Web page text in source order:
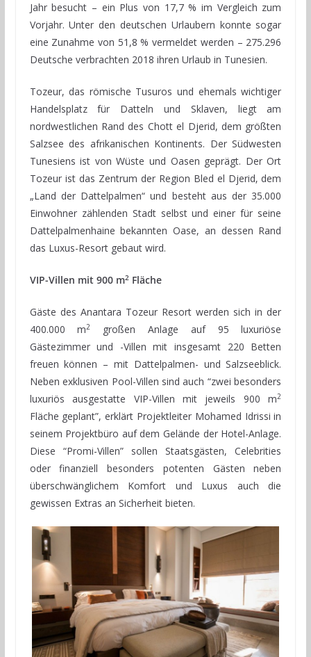
Jahr besucht – ein Plus von 17,7 % im Vergleich zum
Vorjahr. Unter den deutschen Urlaubern konnte sogar
eine Zunahme von 51,8 % vermeldet werden – 275.296
Deutsche verbrachten 2018 ihren Urlaub in Tunesien.
Tozeur, das römische Tusuros und ehemals wichtiger
Handelsplatz für Datteln und Sklaven, liegt am
nordwestlichen Rand des Chott el Djerid, dem größten
Salzsee des afrikanischen Kontinents. Der Südwesten
Tunesiens ist von Wüste und Oasen geprägt. Der Ort
Tozeur ist das Zentrum der Region Bled el Djerid‚ dem
„Land der Dattelpalmen“ und besteht aus der 35.000
Einwohner zählenden Stadt selbst und einer für seine
Dattelpalmenhaine bekannten Oase, an dessen Rand
das Luxus-Resort gebaut wird.
VIP-Villen mit 900 m2Fläche
Gäste des Anantara Tozeur Resort werden sich in der
400.000 m2
großen Anlage auf 95 luxuriöse
Gästezimmer und -Villen mit insgesamt 220 Betten
freuen können – mit Dattelpalmen- und Salzseeblick.
Neben exklusiven Pool-Villen sind auch “zwei besonders
luxuriös ausgestatte VIP-Villen mit jeweils 900 m2
Fläche geplant”, erklärt Projektleiter Mohamed Idrissi in
seinem Projektbüro auf dem Gelände der Hotel-Anlage.
Diese “Promi-Villen” sollen Staatsgästen, Celebrities
oder finanziell besonders potenten Gästen neben
überschwänglichem Komfort und Luxus auch die
gewissen Extras an Sicherheit bieten.